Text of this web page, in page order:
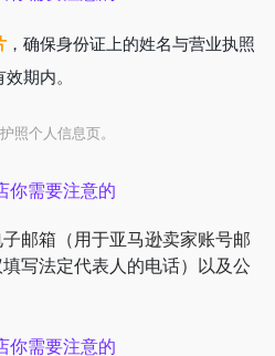
，确保身份证上的姓名与营业执照
期内。
照个人信息页。
邮箱（用于亚马逊卖家账号邮
写法定代表人的电话）以及公